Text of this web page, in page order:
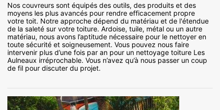
Nos couvreurs sont équipés des outils, des produits et des
moyens les plus avancés pour rendre efficacement propre
votre toit. Notre approche dépend du matériau et de l'étendue
de la saleté sur votre toiture. Ardoise, tuile, métal ou un autre
matériau, nous avons l’aptitude nécessaire pour le nettoyer en
toute sécurité et soigneusement. Vous pouvez nous faire
intervenir plus d’une fois par an pour un nettoyage toiture Les
Aulneaux irréprochable. Vous n’avez qu’à nous passer un coup
de fil pour discuter du projet.